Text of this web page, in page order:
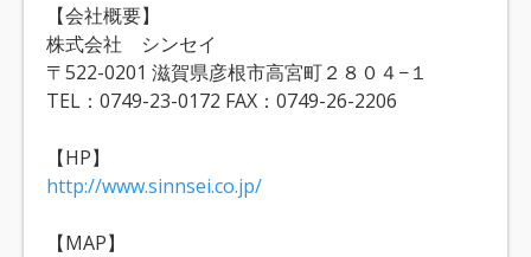
【会社概要】
株式会社 シンセイ
〒522-0201 滋賀県彦根市高宮町２８０４−１
TEL：0749-23-0172 FAX：0749-26-2206
【HP】
http://www.sinnsei.co.jp/
【MAP】